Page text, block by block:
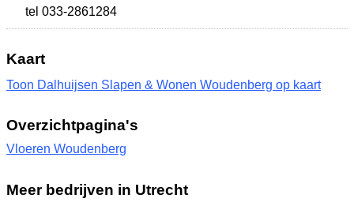
tel 033-2861284
Kaart
Toon Dalhuijsen Slapen & Wonen Woudenberg op kaart
Overzichtpagina's
Vloeren Woudenberg
Meer bedrijven in Utrecht